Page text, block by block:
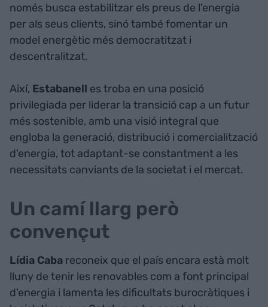
només busca estabilitzar els preus de l'energia
per als seus clients, sinó també fomentar un
model energètic més democratitzat i
descentralitzat.
Així, Estabanell es troba en una posició
privilegiada per liderar la transició cap a un futur
més sostenible, amb una visió integral que
engloba la generació, distribució i comercialització
d'energia, tot adaptant-se constantment a les
necessitats canviants de la societat i el mercat.
Un camí llarg però
convençut
Lídia Caba reconeix que el país encara està molt
lluny de tenir les renovables com a font principal
d'energia i lamenta les dificultats burocràtiques i